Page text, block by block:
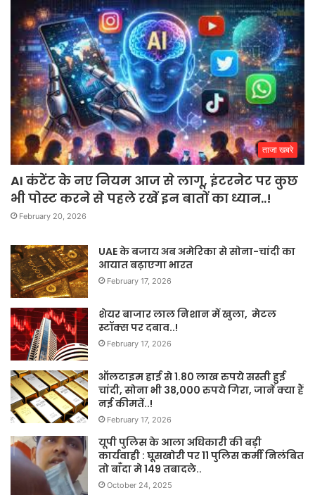
ताजा खबरे
AI कंटेंट के नए नियम आज से लागू, इंटरनेट पर कुछ
भी पोस्ट करने से पहले रखें इन बातों का ध्यान..!
February 20, 2026
UAE के बजाय अब अमेरिका से सोना-चांदी का
आयात बढ़ाएगा भारत
February 17, 2026
शेयर बाजार लाल निशान में खुला, मेटल
स्टॉक्स पर दबाव..!
February 17, 2026
ऑलटाइम हाई से 1.80 लाख रुपये सस्ती हुई
चांदी, सोना भी 38,000 रुपये गिरा, जानें क्या हैं
नई कीमतें..!
February 17, 2026
यूपी पुलिस के आला अधिकारी की बड़ी
कार्यवाही : घूसखोरी पर 11 पुलिस कर्मी निलंबित
तो बाँदा मे 149 तबादले..
October 24, 2025